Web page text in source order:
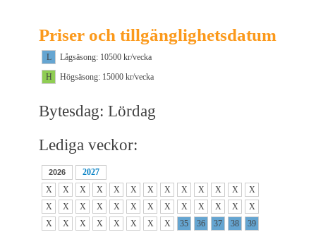
Priser och tillgänglighetsdatum
L
Lågsäsong: 10500 kr/vecka
H
Högsäsong: 15000 kr/vecka
Bytesdag: Lördag
Lediga veckor:
2026
2027
X
X X X X X X X X X X X
X
X
X X X X X X X X X X X
X
X
X X X X X X X 35 36 37 38 39